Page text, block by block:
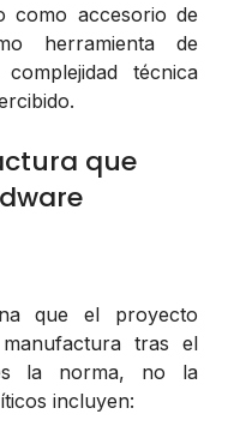
como accesorio de
herramienta de
técnica
que
que el proyecto
tras el
la norma, no la
incluyen: